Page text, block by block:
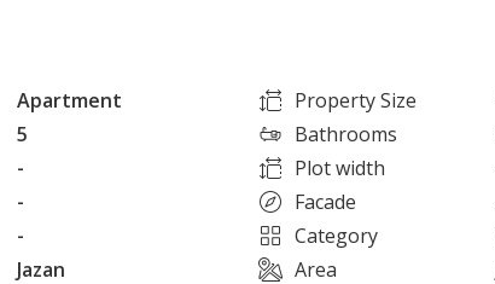
Apartment Property Size
5 Bathrooms
- Plot width
- Facade
- Category
Jazan Area